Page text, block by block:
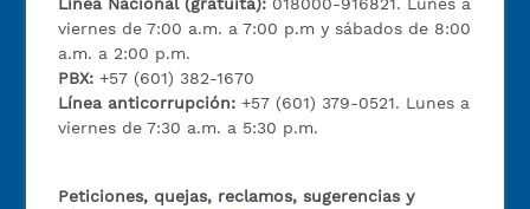
viernes de 7:00 a.m. a 7:00 p.m y sábados de 8:00
a.m. a 2:00 p.m.
PBX:+57 (601) 382-1670
Línea anticorrupción:+57 (601) 379-0521. Lunes a
viernes de 7:30 a.m. a 5:30 p.m.
Peticiones, quejas, reclamos, sugerencias y